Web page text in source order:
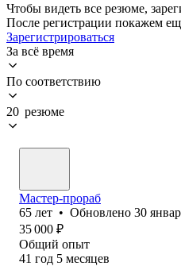
Чтобы видеть все резюме,
После регистрации покажем
Зарегистрироваться
За всё время
По соответствию
20 резюме
Мастер-прораб
65 лет • Обновлено 30
35 000 ₽
Общий опыт
41 год 5 месяцев